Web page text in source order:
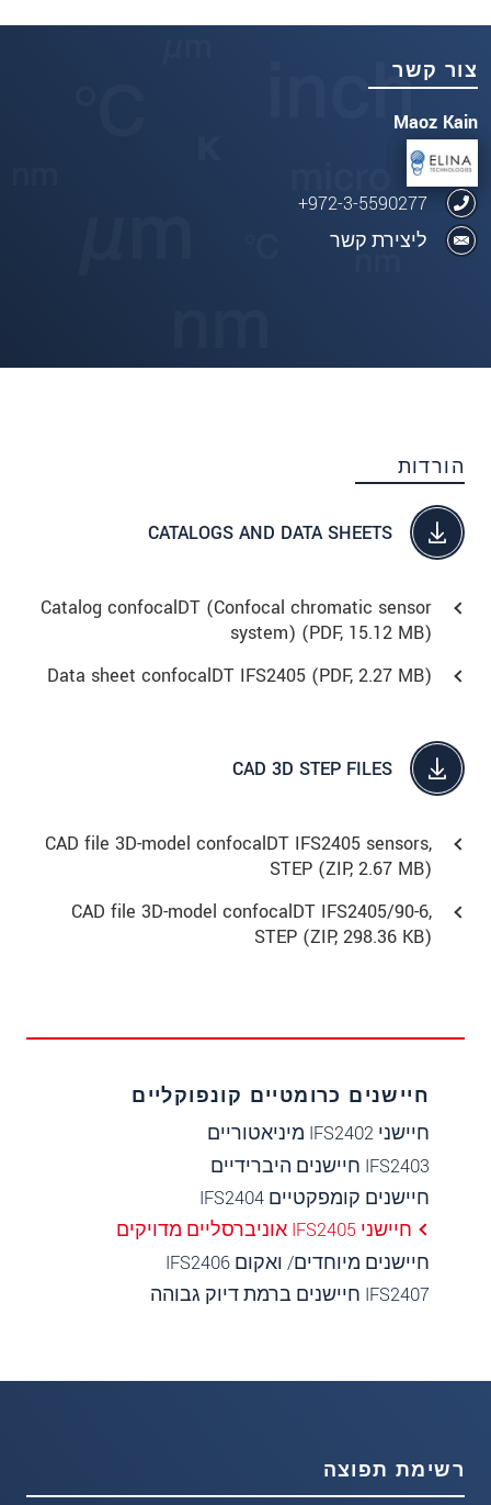
צור קשר
Maoz Kain
972-3-5590277+
ליצירת קשר
הורדות
CATALOGS AND DATA SHEETS
Catalog confocalDT (Confocal chromatic sensor
system) (PDF, 15.12 MB)
Data sheet confocalDT IFS2405 (PDF, 2.27 MB)
CAD 3D STEP FILES
CAD file 3D-model confocalDT IFS2405 sensors,
STEP (ZIP, 2.67 MB)
CAD file 3D-model confocalDT IFS2405/90-6,
STEP (ZIP, 298.36 KB)
חיישנים כרומטיים קונפוקליים
חיישני IFS2402 מיניאטוריים
IFS2403 חיישנים היברידיים
חיישנים קומפקטיים IFS2404
חיישני IFS2405 אוניברסליים מדויקים
חיישנים מיוחדים/ ואקום IFS2406
IFS2407 חיישנים ברמת דיוק גבוהה
רשימת תפוצה